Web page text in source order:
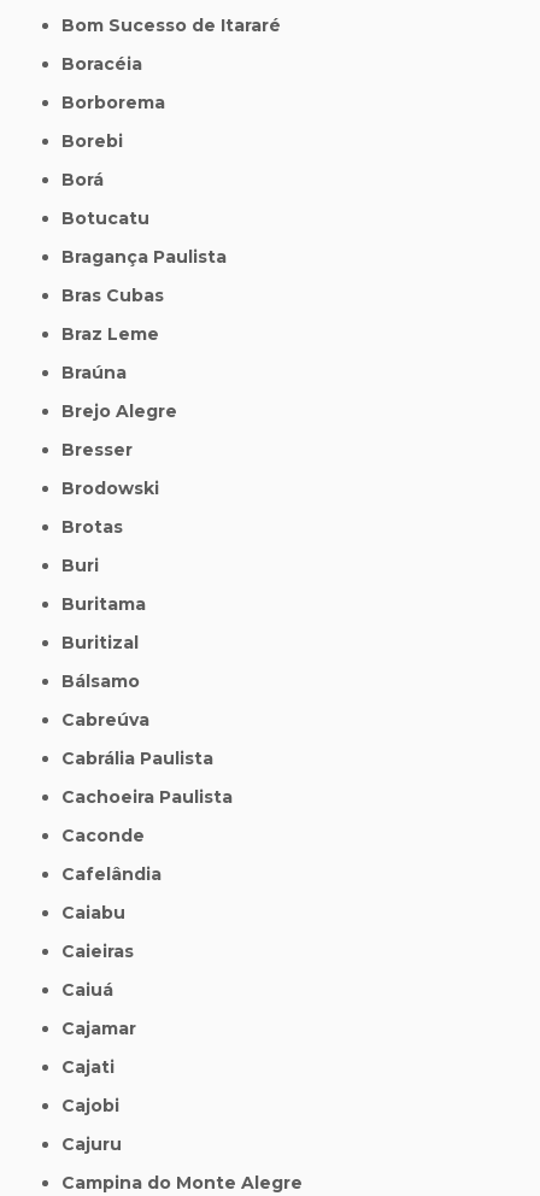
Bom Sucesso de Itararé
Boracéia
Borborema
Borebi
Borá
Botucatu
Bragança Paulista
Bras Cubas
Braz Leme
Braúna
Brejo Alegre
Bresser
Brodowski
Brotas
Buri
Buritama
Buritizal
Bálsamo
Cabreúva
Cabrália Paulista
Cachoeira Paulista
Caconde
Cafelândia
Caiabu
Caieiras
Caiuá
Cajamar
Cajati
Cajobi
Cajuru
Campina do Monte Alegre